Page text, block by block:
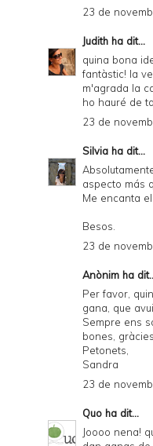
23 de
Judith ha dit...
quina bona
fantàstic! la
m'agrada la
ho hauré de
23 de
Silvia ha dit...
aspecto más
Me encanta
Besos.
23 de
Anònim ha
Per favor,
gana, que
Sempre ens
bones,
Petonets,
Sandra
23 de
Quo ha dit...
Joooo nena!